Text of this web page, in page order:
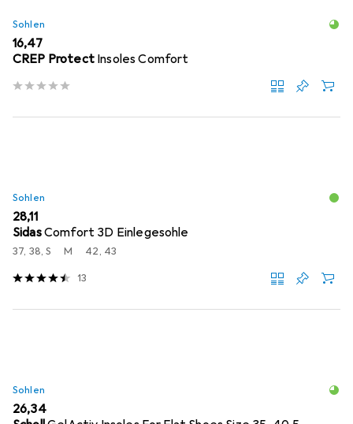
Sohlen
EUR
16,47
CREP Protect Insoles Comfort
Sohlen
EUR
28,11
SidasComfort 3D Einlegesohle
37, 38, S M 42, 43
13
Sohlen
EUR
26,34